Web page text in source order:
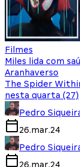
Filmes
Miles lida com
Aranhaverso
The Spider
nesta quarta (27)
Pedro
26.mar.24
Pedro
26.mar.24